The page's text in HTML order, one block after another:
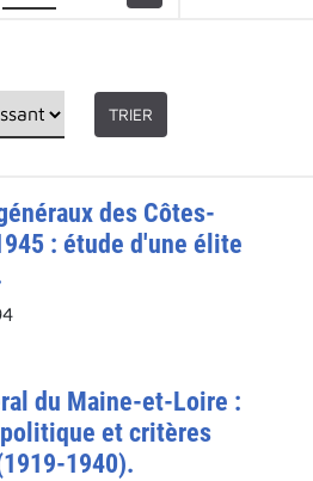
TRIER
des Côtes-
: étude d'une élite
du Maine-et-Loire :
et critères
1940).